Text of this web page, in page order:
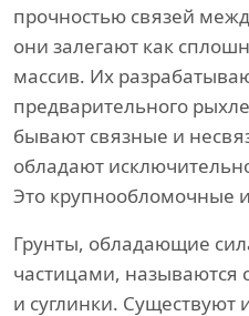
прочностью связей
они залегают как
массив. Их
предварительного
бывают связные и
обладают
Это крупнообломочные
Грунты, обладающие
частицами, называются
и суглинки. Существуют